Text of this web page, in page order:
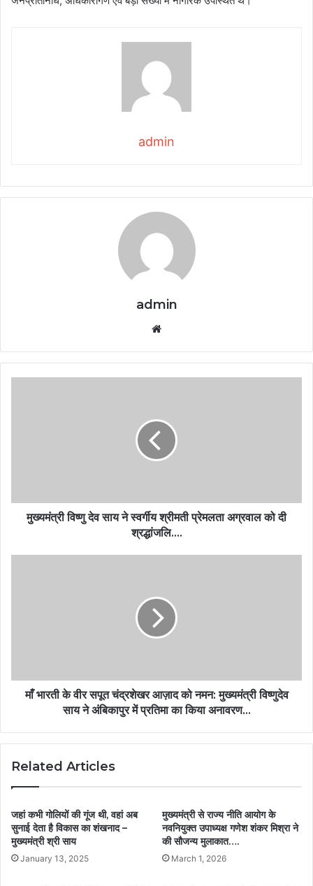
admin
admin
मुख्यमंत्री विष्णु देव साय ने स्वर्गीय श्रीमती प्रेमलता अग्रवाल को दी
श्रद्धांजलि….
माँ भारती के वीर सपूत चंद्रशेखर आज़ाद को नमन: मुख्यमंत्री विष्णुदेव
साय ने अंबिकापुर में प्रतिमा का किया अनावरण…
Related Articles
जहां कभी गोलियों की गूंज थी, वहां अब
सुनाई देता है विकास का शंखनाद –
मुख्यमंत्री श्री साय
January 13, 2025
मुख्यमंत्री से राज्य नीति आयोग के
नवनियुक्त उपाध्यक्ष गणेश शंकर मिश्रा ने
की सौजन्य मुलाकात….
March 1, 2026